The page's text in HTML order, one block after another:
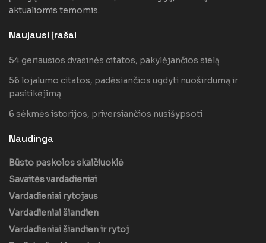
aktualiomis temomis.
Naujausi įrašai
54 geriausios dvasinės citatos, pakylėjančios sielą
56 lojalumo citatos, padėsiančios ugdyti nuoširdumą ir
pasitikėjimą
6 sėkmės istorijos, priversiančios nusišypsoti
Naudinga
Būsto paskolos skaičiuoklė
Savaitės vardadieniai
Vardadieniai rytojaus
Vardadieniai šiandien
Vardadieniai šiandien ir rytoj